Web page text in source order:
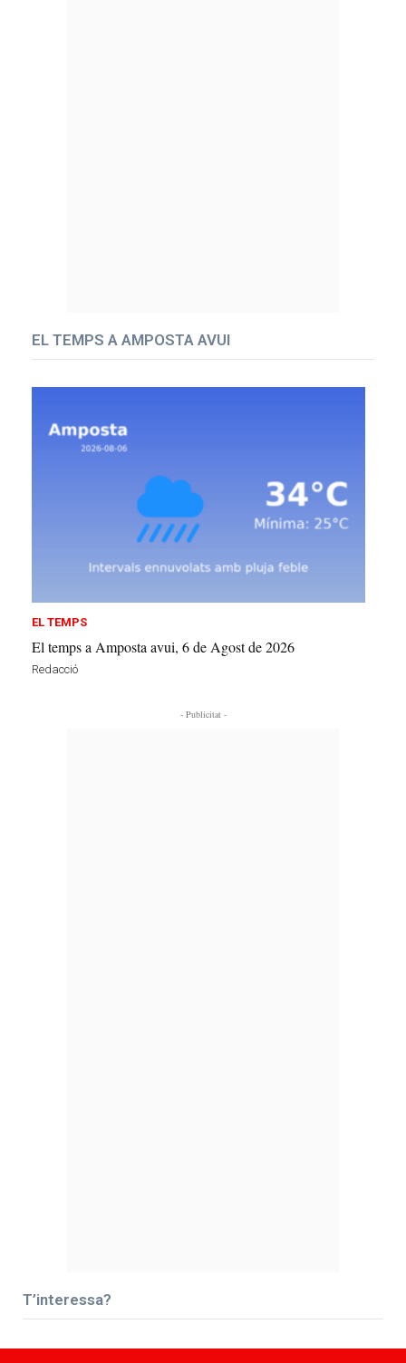
EL TEMPS A AMPOSTA AVUI
EL TEMPS
El temps a Amposta avui, 6 de Agost de 2026
Redacció
- Publicitat -
T’interessa?